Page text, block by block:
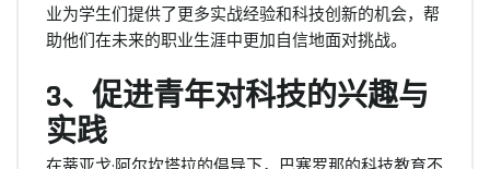
业为学生们提供了更多实战经验和科技创新的机会，帮
助他们在未来的职业生涯中更加自信地面对挑战。
3、促进青年对科技的兴趣与
实践
在蒂亚戈·阿尔坎塔拉的倡导下，巴塞罗那的科技教育不